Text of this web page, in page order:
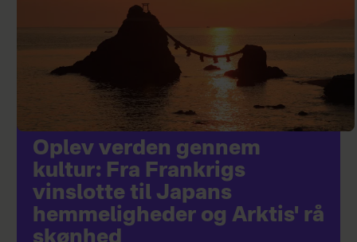
Oplev verden gennem
kultur: Fra Frankrigs
vinslotte til Japans
hemmeligheder og Arktis' rå
skønhed